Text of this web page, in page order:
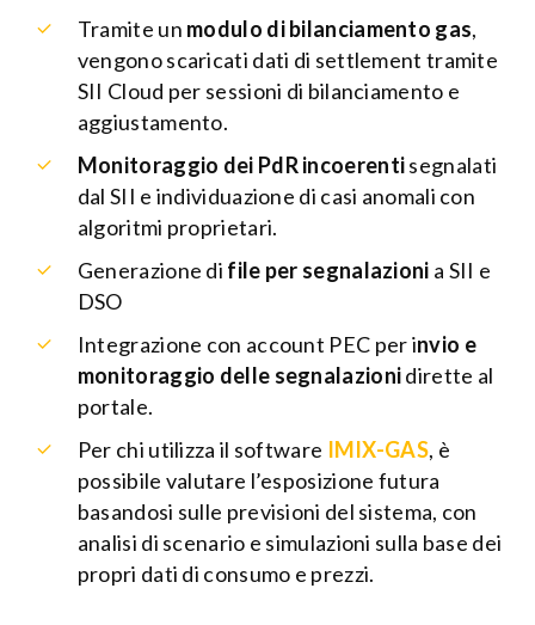
Tramite un modulo di bilanciamento gas,
vengono scaricati dati di settlement tramite
SII Cloud per sessioni di bilanciamento e
aggiustamento.
Monitoraggio dei PdR incoerentisegnalati
dal SII e individuazione di casi anomali con
algoritmi proprietari.
Generazione di file per segnalazioni a SII e
DSO
Integrazione con account PEC per invio e
monitoraggio delle segnalazionidirette al
portale.
Per chi utilizza il software IMIX-GAS, è
possibile valutare l’esposizione futura
basandosi sulle previsioni del sistema, con
analisi di scenario e simulazioni sulla base dei
propri dati di consumo e prezzi.